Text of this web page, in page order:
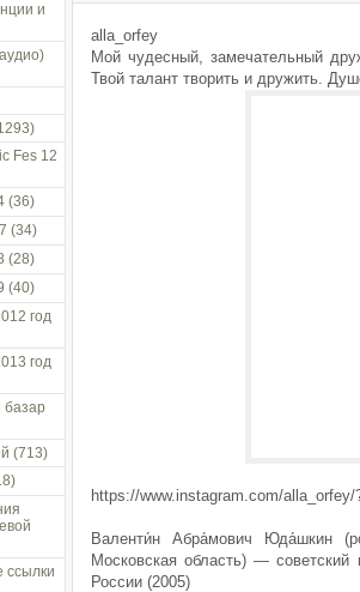
alla_orfey
Мой чудесный, замечательный
Твой талант творить и дружить.
https://www.instagram.com/
Валенти́н Абра́мович Юда́шкин
Московская область) —
России (2005)
и
Fes 12
(36)
(34)
(28)
(40)
год
год
базар
(713)
ссылки